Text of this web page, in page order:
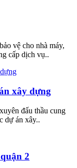
vệ cho nhà máy,
cấp dịch vụ..
xây dựng
đấu thầu cung
dự án xây..
2